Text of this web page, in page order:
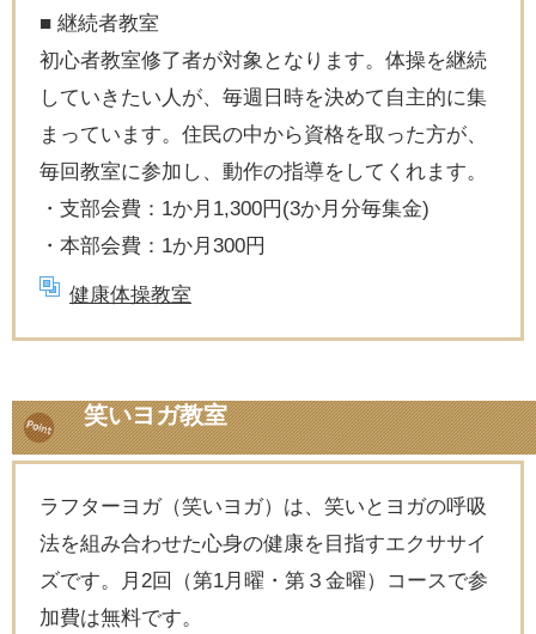
■ 継続者教室
初心者教室修了者が対象となります。体操を継続
していきたい人が、毎週日時を決めて自主的に集
まっています。住民の中から資格を取った方が、
毎回教室に参加し、動作の指導をしてくれます。
・支部会費：1か月1,300円(3か月分毎集金)
・本部会費：1か月300円
健康体操教室
笑いヨガ教室
ラフターヨガ（笑いヨガ）は、笑いとヨガの呼吸
法を組み合わせた心身の健康を目指すエクササイ
ズです。月2回（第1月曜・第３金曜）コースで参
加費は無料です。